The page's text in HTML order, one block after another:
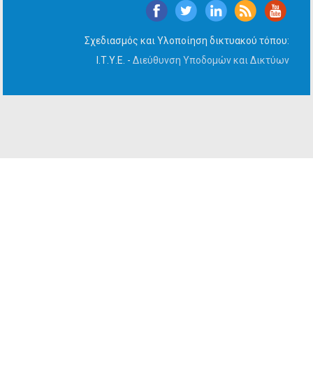
Σχεδιασμός και Υλοποίηση δικτυακού τόπου:
Ι.Τ.Υ.Ε. - Διεύθυνση Υποδομών και Δικτύων